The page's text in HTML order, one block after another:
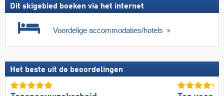
Dit skigebied boeken via het internet
Voordelige accommodaties/hotels
Het beste uit de beoordelingen